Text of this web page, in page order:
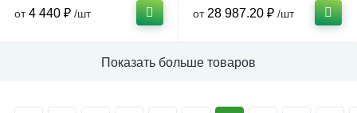
от 4 440 ₽ /шт от 28 987.20 ₽ /шт
Показать больше товаров